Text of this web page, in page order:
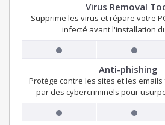
Virus Removal
Supprime les virus et répare votre
infecté avant l'installation
Anti-phishing
Protège contre les sites et les
par des cybercriminels pour